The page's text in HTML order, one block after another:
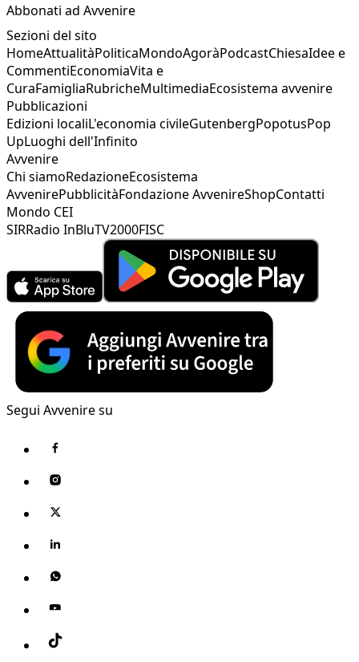
Abbonati ad Avvenire
Sezioni del sito
HomeAttualitàPoliticaMondoAgoràPodcastChiesaIdee e
CommentiEconomiaVita e
CuraFamigliaRubricheMultimediaEcosistema avvenire
Pubblicazioni
Edizioni localiL'economia civileGutenbergPopotusPop
UpLuoghi dell'Infinito
Avvenire
Chi siamoRedazioneEcosistema
AvvenirePubblicitàFondazione AvvenireShopContatti
Mondo CEI
SIRRadio InBluTV2000FISC
Segui Avvenire su